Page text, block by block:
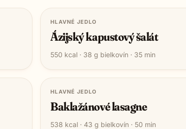
HLAVNÉ JEDLO
Ázijský kapustový šalát
550 kcal · 38 g bielkovín · 35 min
HLAVNÉ JEDLO
Baklažánové lasagne
538 kcal · 43 g bielkovín · 50 min